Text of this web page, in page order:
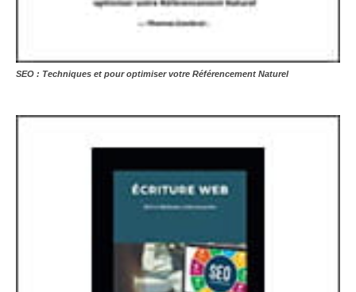
SEO : Techniques et pour optimiser votre Référencement Naturel